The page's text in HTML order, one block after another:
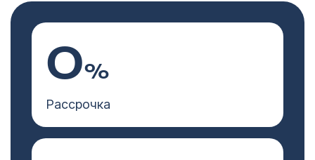
0%
Рассрочка